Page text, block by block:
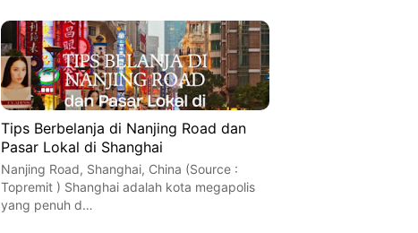
Tips Berbelanja di Nanjing Road dan
Pasar Lokal di Shanghai
Nanjing Road, Shanghai, China (Source :
Topremit ) Shanghai adalah kota megapolis
yang penuh d…